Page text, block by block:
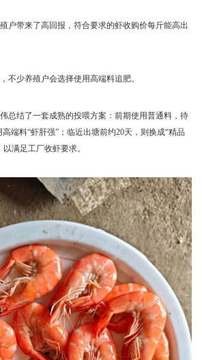
户带来了高回报，符合要求的虾收购价每斤能高出
不少养殖户会选择使用高端料追肥。
总结了一套成熟的投喂方案：前期使用普通料，待
端料“虾肝强”；临近出塘前约20天，则换成“精品
满足工厂收虾要求。